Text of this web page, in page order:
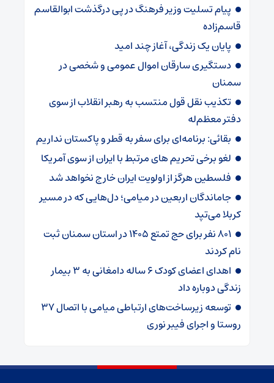
پیام تسلیت وزیر فرهنگ در پی درگذشت ابوالقاسم
قاسم‌زاده
پایان یک زندگی، آغاز چند امید
دستگیری سارقان اموال عمومی و شخصی در
سمنان
تکذیب نقل قول منتسب به رهبر انقلاب از سوی
دفتر معظم‌له
بقائی: برنامه‌ای برای سفر به قطر و پاکستان نداریم
لغو برخی تحریم های مرتبط با ایران از سوی آمریکا
فلسطین هرگز از اولویت ایران خارج نخواهد شد
جاماندگان اربعین در میامی؛ دل‌هایی که در مسیر
کربلا می‌تپد
۸۰۱ نفر برای حج تمتع ۱۴۰۵ در استان سمنان ثبت
نام کردند
اهدای اعضای کودک ۶ ساله دامغانی به ۳ بیمار
زندگی دوباره داد
توسعه زیرساخت‌های ارتباطی میامی با اتصال ۳۷
روستا و اجرای فیبر نوری